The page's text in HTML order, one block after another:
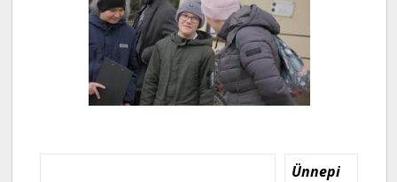
Ünnepi